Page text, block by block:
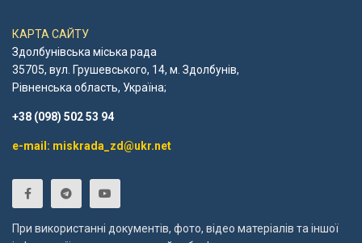
КАРТА САЙТУ
Здолбунівська міська рада
35705, вул. Грушевського, 14, м. Здолбунів,
Рівненська область, Україна;
+38 (098) 502 53 94
e-mail: miskrada_zd@ukr.net
При використанні документів, фото, відео матеріалів та іншої